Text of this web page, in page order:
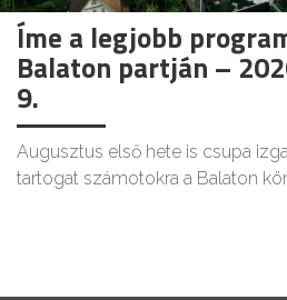
Íme a legjobb
Balaton partján –
9.
Augusztus első hete is csupa
tartogat számotokra a Balaton